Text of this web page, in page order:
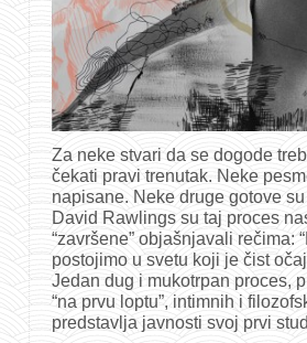
Za neke stvari da se dogode
čekati pravi trenutak. Neke
napisane. Neke druge gotove
David Rawlings su taj proces
“završene” objašnjavali rečima:
postojimo u svetu koji je čist
Jedan dug i mukotrpan proces,
“na prvu loptu”, intimnih i
predstavlja javnosti svoj prvi